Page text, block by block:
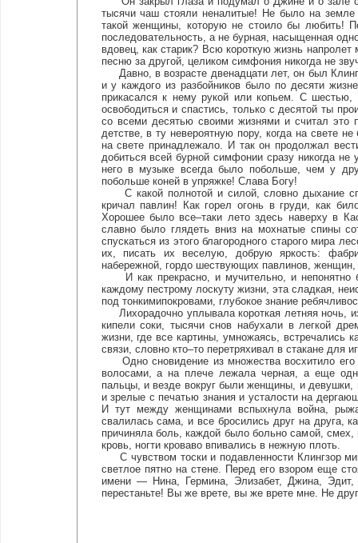
тысячи чаш стояли неналитые! Не было на
такой женщины, которую не стоило бы любить!
последовательность, а не бурная, насыщенная
вдовец, как старик? Всю короткую жизнь
песню за другой, целиком симфония никогда не
Давно, в возрасте двенадцати лет, он был
и у каждого из разбойников было по десяти
прикасался к нему рукой или копьем. С
освободиться и спастись, только с десятой ты
со всеми десятью своими жизнями и считал
детстве, в ту невероятную пору, когда на свете
на свете принадлежало. И так он продолжал
добиться всей бурной симфонии сразу никогда
него в музыке всегда было побольше, чем у
побольше коней в упряжке! Слава Богу!
С какой полнотой и силой, словно дыхание
кричал павлин! Как горел огонь в груди, как
Хорошее было все–таки лето здесь наверху в
славно было глядеть вниз на мохнатые спины
спускаться из этого благородного старого мира
их, писать их веселую, добрую яркость:
набережной, гордо шествующих павлинов,
И как прекрасно, и мучительно, и непонятно
каждому пестрому лоскуту жизни, эта сладкая,
под тонкимипокровами, глубокое знание
Лихорадочно уплывала короткая летняя ночь,
кипели соки, тысячи снов набухали в легкой
жизни, где все картины, умножаясь,
связи, словно кто–то перетряхивал в стакане для
Одно сновидение из множества восхитило
волосами, а на плече лежала черная, а еще
пальцы, и везде вокруг были женщины, и
и зрелые с печатью знания и усталости на
И тут между женщинами вспыхнула война,
свалилась сама, и все бросились друг на друга,
причиняла боль, каждой было больно самой, смех,
кровь, ногти кроваво впивались в нежную плоть.
С чувством тоски и подавленности Клингзор
светлое пятно на стене. Перед его взором еще
имени — Нина, Гермина, Элизабет, Джина,
перестаньте! Вы же врете, вы же врете мне. Не